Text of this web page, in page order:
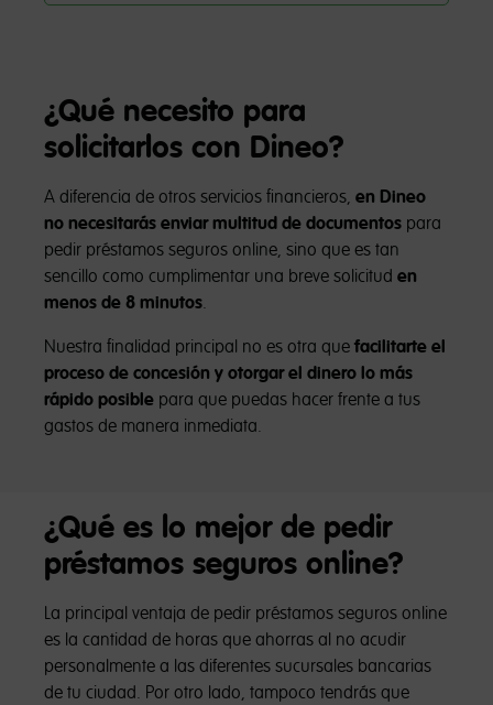
¿Qué necesito para
solicitarlos con Dineo?
A diferencia de otros servicios financieros, en Dineo
no necesitarás enviar multitud de documentos para
pedir préstamos seguros online, sino que es tan
sencillo como cumplimentar una breve solicitud en
menos de 8 minutos.
Nuestra finalidad principal no es otra que facilitarte el
proceso de concesión y otorgar el dinero lo más
rápido posible para que puedas hacer frente a tus
gastos de manera inmediata.
¿Qué es lo mejor de pedir
préstamos seguros online?
La principal ventaja de pedir préstamos seguros online
es la cantidad de horas que ahorras al no acudir
personalmente a las diferentes sucursales bancarias
de tu ciudad. Por otro lado, tampoco tendrás que